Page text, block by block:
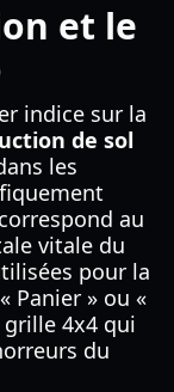
et le
indice sur la
de sol
les
au
vitale du
pour la
Panier » ou «
4x4 qui
du